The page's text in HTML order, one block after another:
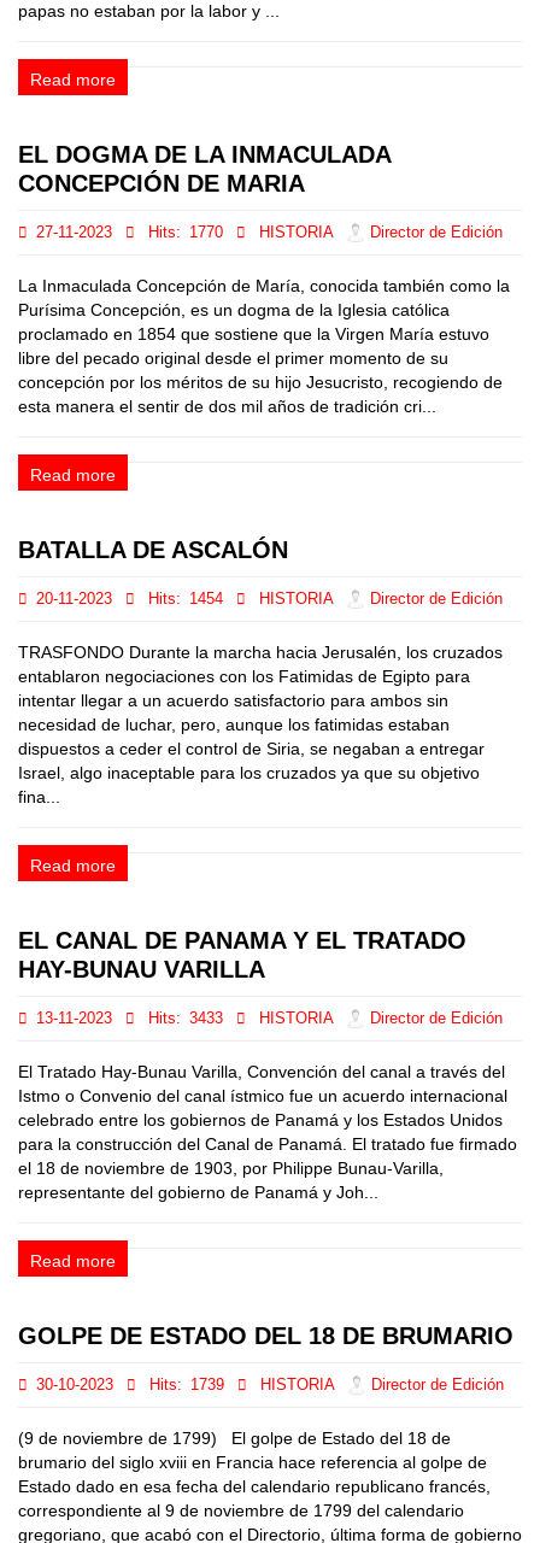
papas no estaban por la labor y ...
Read more
EL DOGMA DE LA INMACULADA
CONCEPCIÓN DE MARIA
27-11-2023 Hits: 1770 HISTORIA Director de Edición
La Inmaculada Concepción de María, conocida también como la
Purísima Concepción, es un dogma de la Iglesia católica
proclamado en 1854 que sostiene que la Virgen María estuvo
libre del pecado original desde el primer momento de su
concepción por los méritos de su hijo Jesucristo, recogiendo de
esta manera el sentir de dos mil años de tradición cri...
Read more
BATALLA DE ASCALÓN
20-11-2023 Hits: 1454 HISTORIA Director de Edición
TRASFONDO Durante la marcha hacia Jerusalén, los cruzados
entablaron negociaciones con los Fatimidas de Egipto para
intentar llegar a un acuerdo satisfactorio para ambos sin
necesidad de luchar, pero, aunque los fatimidas estaban
dispuestos a ceder el control de Siria, se negaban a entregar
Israel, algo inaceptable para los cruzados ya que su objetivo
fina...
Read more
EL CANAL DE PANAMA Y EL TRATADO
HAY-BUNAU VARILLA
13-11-2023 Hits: 3433 HISTORIA Director de Edición
El Tratado Hay-Bunau Varilla, Convención del canal a través del
Istmo o Convenio del canal ístmico fue un acuerdo internacional
celebrado entre los gobiernos de Panamá y los Estados Unidos
para la construcción del Canal de Panamá. El tratado fue firmado
el 18 de noviembre de 1903, por Philippe Bunau-Varilla,
representante del gobierno de Panamá y Joh...
Read more
GOLPE DE ESTADO DEL 18 DE BRUMARIO
30-10-2023 Hits: 1739 HISTORIA Director de Edición
(9 de noviembre de 1799) El golpe de Estado del 18 de
brumario del siglo xviii en Francia hace referencia al golpe de
Estado dado en esa fecha del calendario republicano francés,
correspondiente al 9 de noviembre de 1799 del calendario
gregoriano, que acabó con el Directorio, última forma de gobierno